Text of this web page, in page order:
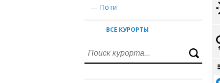
— Поти
ВСЕ КУРОРТЫ